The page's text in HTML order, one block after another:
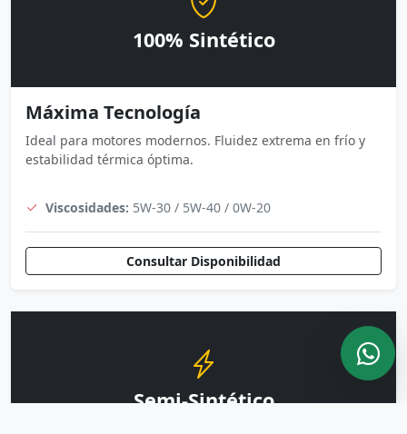
100% Sintético
Máxima Tecnología
Ideal para motores modernos. Fluidez extrema en frío y
estabilidad térmica óptima.
Viscosidades: 5W-30 / 5W-40 / 0W-20
Consultar Disponibilidad
Semi-Sintético